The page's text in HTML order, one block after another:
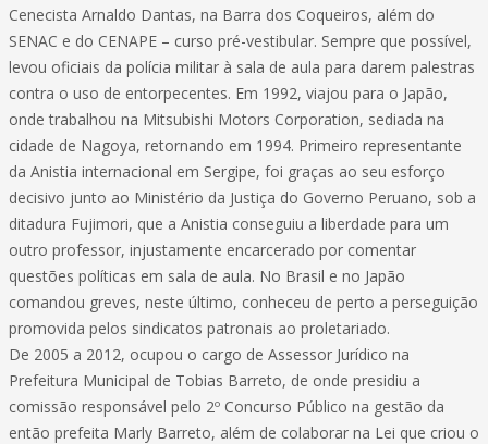
Cenecista Arnaldo Dantas, na Barra dos Coqueiros, além do
SENAC e do CENAPE – curso pré-vestibular. Sempre que possível,
levou oficiais da polícia militar à sala de aula para darem palestras
contra o uso de entorpecentes. Em 1992, viajou para o Japão,
onde trabalhou na Mitsubishi Motors Corporation, sediada na
cidade de Nagoya, retornando em 1994. Primeiro representante
da Anistia internacional em Sergipe, foi graças ao seu esforço
decisivo junto ao Ministério da Justiça do Governo Peruano, sob a
ditadura Fujimori, que a Anistia conseguiu a liberdade para um
outro professor, injustamente encarcerado por comentar
questões políticas em sala de aula. No Brasil e no Japão
comandou greves, neste último, conheceu de perto a perseguição
promovida pelos sindicatos patronais ao proletariado.
De 2005 a 2012, ocupou o cargo de Assessor Jurídico na
Prefeitura Municipal de Tobias Barreto, de onde presidiu a
comissão responsável pelo 2º Concurso Público na gestão da
então prefeita Marly Barreto, além de colaborar na Lei que criou o